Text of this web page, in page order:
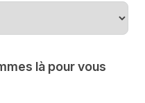
là pour vous